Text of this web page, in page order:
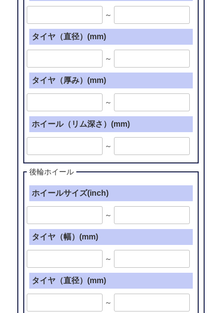
～
タイヤ（直径）(mm)
～
タイヤ（厚み）(mm)
～
ホイール（リム深さ）(mm)
～
後輪ホイール
ホイールサイズ(inch)
～
タイヤ（幅）(mm)
～
タイヤ（直径）(mm)
～